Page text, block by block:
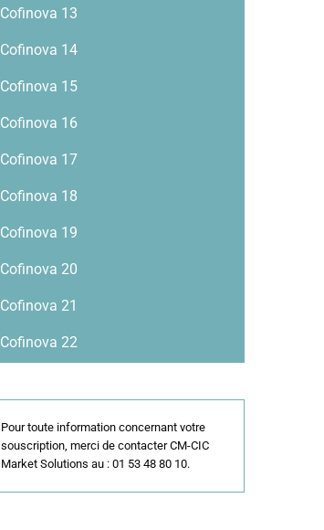
Cofinova 13
Cofinova 14
Cofinova 15
Cofinova 16
Cofinova 17
Cofinova 18
Cofinova 19
Cofinova 20
Cofinova 21
Cofinova 22
Pour toute information concernant votre
souscription, merci de contacter CM-CIC
Market Solutions au : 01 53 48 80 10.